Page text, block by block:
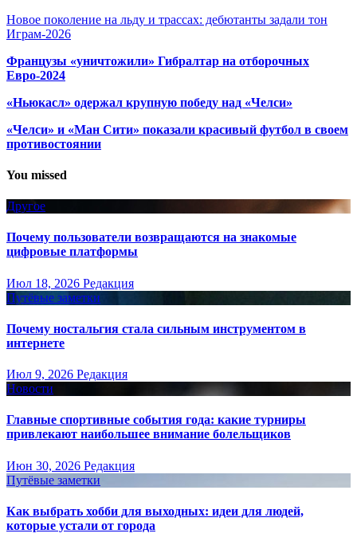
Новое поколение на льду и трассах: дебютанты задали тон
Играм-2026
Французы «уничтожили» Гибралтар на отборочных
Евро-2024
«Ньюкасл» одержал крупную победу над «Челси»
«Челси» и «Ман Сити» показали красивый футбол в своем
противостоянии
You missed
Другое
Почему пользователи возвращаются на знакомые
цифровые платформы
Июл 18, 2026 Редакция
Путёвые заметки
Почему ностальгия стала сильным инструментом в
интернете
Июл 9, 2026 Редакция
Новости
Главные спортивные события года: какие турниры
привлекают наибольшее внимание болельщиков
Июн 30, 2026 Редакция
Путёвые заметки
Как выбрать хобби для выходных: идеи для людей,
которые устали от города